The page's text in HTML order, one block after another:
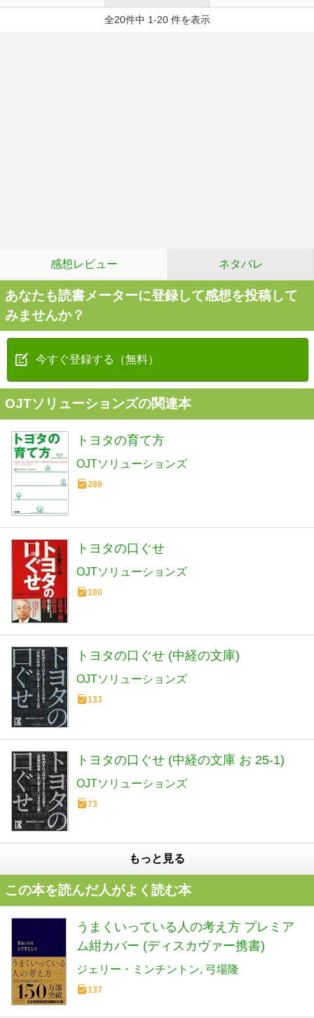
全20件中 1-20 件を表示
感想レビュー ネタバレ
あなたも読書メーターに登録して感想を投稿して
みませんか？
今すぐ登録する（無料）
OJTソリューションズの関連本
トヨタの育て方
OJTソリューションズ
289
トヨタの口ぐせ
OJTソリューションズ
180
トヨタの口ぐせ (中経の文庫)
OJTソリューションズ
133
トヨタの口ぐせ (中経の文庫 お 25-1)
OJTソリューションズ
73
もっと見る
この本を読んだ人がよく読む本
うまくいっている人の考え方 プレミア
ム紺カバー (ディスカヴァー携書)
ジェリー・ミンチントン 弓場隆
137